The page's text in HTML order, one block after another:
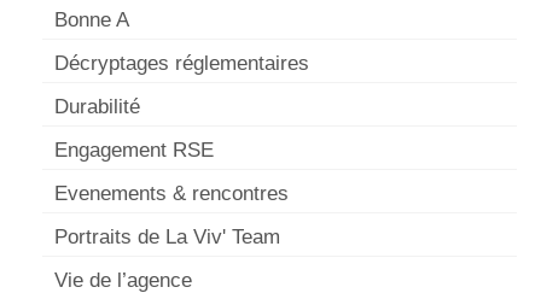
Bonne A
Décryptages réglementaires
Durabilité
Engagement RSE
Evenements & rencontres
Portraits de La Viv' Team
Vie de l’agence